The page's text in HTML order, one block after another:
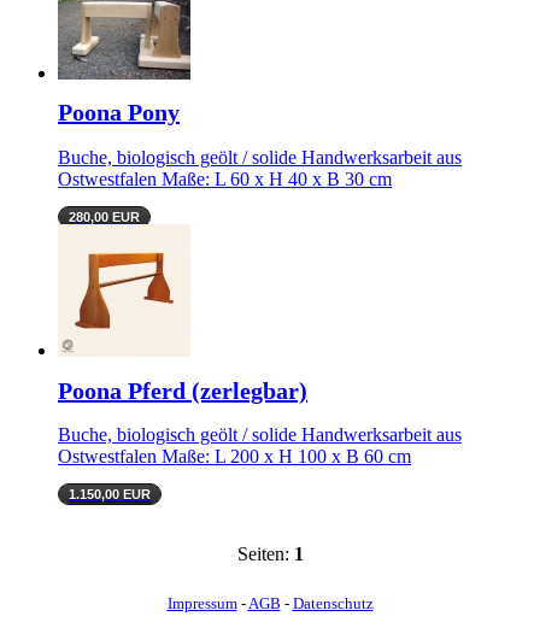
Poona Pony
Buche, biologisch geölt / solide Handwerksarbeit aus
Ostwestfalen Maße: L 60 x H 40 x B 30 cm
280,00 EUR
Poona Pferd (zerlegbar)
Buche, biologisch geölt / solide Handwerksarbeit aus
Ostwestfalen Maße: L 200 x H 100 x B 60 cm
1.150,00 EUR
Seiten: 1
Impressum-AGB - Datenschutz